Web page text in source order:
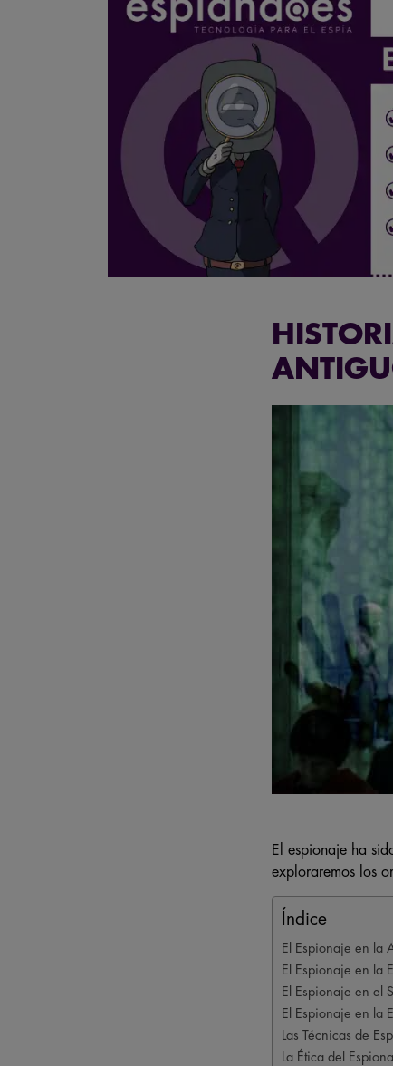
El espionaje ha
exploraremos los
Índice
El Espionaje en la
El Espionaje en la
El Espionaje en el
El Espionaje en la
Las Técnicas de
La Ética del